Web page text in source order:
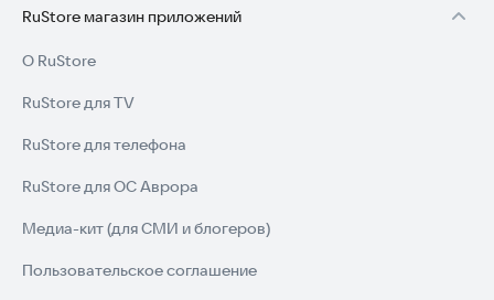
RuStore магазин приложений
О RuStore
RuStore для TV
RuStore для телефона
RuStore для ОС Аврора
Медиа-кит (для СМИ и блогеров)
Пользовательское соглашение